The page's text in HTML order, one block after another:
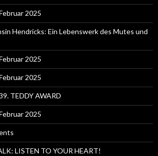
2025
Hendricks: Ein Lebenswerk des Mutes und
2025
2025
TEDDY AWARD
2025
LISTEN TO YOUR HEART!